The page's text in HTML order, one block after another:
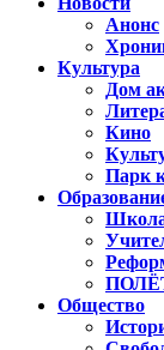
Анонс
Культура
Дом
Кино
Парк
ПОЛЁТ
Общество